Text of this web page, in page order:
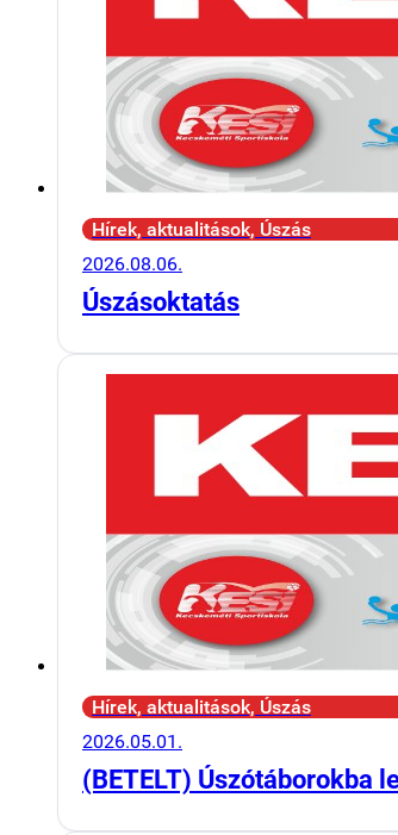
Hírek, aktualitások, Úszás
2026.08.06.
Úszásoktatás
Hírek, aktualitások, Úszás
2026.05.01.
(BETELT) Úszótáborokba